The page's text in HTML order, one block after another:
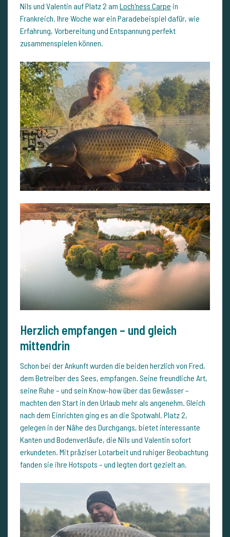
Nils und Valentin auf Platz 2 am Loch'ness Carpe in
Frankreich. Ihre Woche war ein Paradebeispiel dafür, wie
Erfahrung, Vorbereitung und Entspannung perfekt
zusammenspielen können.
Herzlich empfangen – und gleich
mittendrin
Schon bei der Ankunft wurden die beiden herzlich von Fred,
dem Betreiber des Sees, empfangen. Seine freundliche Art,
seine Ruhe – und sein Know-how über das Gewässer –
machten den Start in den Urlaub mehr als angenehm. Gleich
nach dem Einrichten ging es an die Spotwahl. Platz 2,
gelegen in der Nähe des Durchgangs, bietet interessante
Kanten und Bodenverläufe, die Nils und Valentin sofort
erkundeten. Mit präziser Lotarbeit und ruhiger Beobachtung
fanden sie ihre Hotspots – und legten dort gezielt an.